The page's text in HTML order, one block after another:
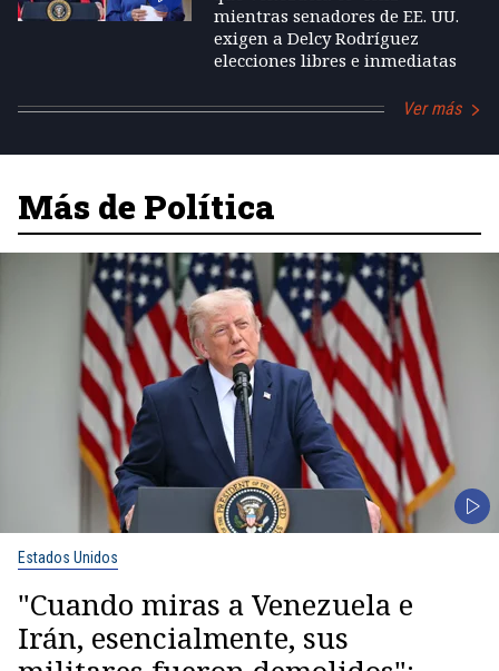
mientras senadores de EE. UU.
exigen a Delcy Rodríguez
elecciones libres e inmediatas
Ver más
Más de Política
Estados Unidos
"Cuando miras a Venezuela e
Irán, esencialmente, sus